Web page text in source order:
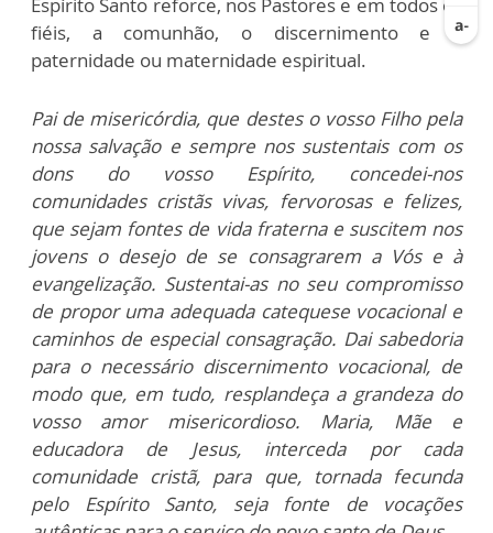
fiéis, a comunhão, o discernimento e a
paternidade ou maternidade espiritual.
Pai de misericórdia, que destes o vosso Filho pela
nossa salvação e sempre nos sustentais com os
dons do vosso Espírito, concedei-nos
comunidades cristãs vivas, fervorosas e felizes,
que sejam fontes de vida fraterna e suscitem nos
jovens o desejo de se consagrarem a Vós e à
evangelização. Sustentai-as no seu compromisso
de propor uma adequada catequese vocacional e
caminhos de especial consagração. Dai sabedoria
para o necessário discernimento vocacional, de
modo que, em tudo, resplandeça a grandeza do
vosso amor misericordioso. Maria, Mãe e
educadora de Jesus, interceda por cada
comunidade cristã, para que, tornada fecunda
pelo Espírito Santo, seja fonte de vocações